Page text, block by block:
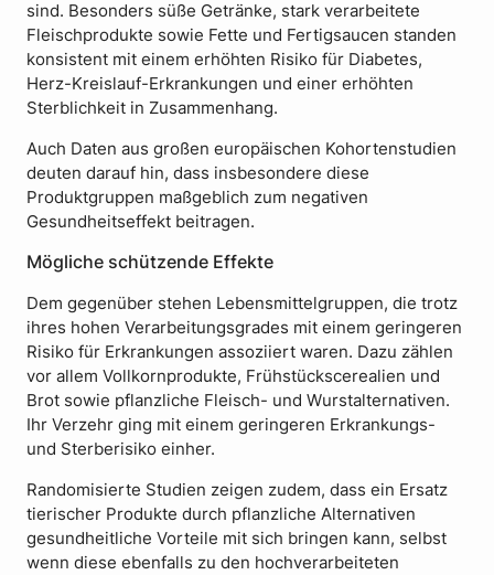
sind. Besonders süße Getränke, stark verarbeitete
Fleischprodukte sowie Fette und Fertigsaucen standen
konsistent mit einem erhöhten Risiko für Diabetes,
Herz-Kreislauf-Erkrankungen und einer erhöhten
Sterblichkeit in Zusammenhang.
Auch Daten aus großen europäischen Kohortenstudien
deuten darauf hin, dass insbesondere diese
Produktgruppen maßgeblich zum negativen
Gesundheitseffekt beitragen.
Mögliche schützende Effekte
Dem gegenüber stehen Lebensmittelgruppen, die trotz
ihres hohen Verarbeitungsgrades mit einem geringeren
Risiko für Erkrankungen assoziiert waren. Dazu zählen
vor allem Vollkornprodukte, Frühstückscerealien und
Brot sowie pflanzliche Fleisch- und Wurstalternativen.
Ihr Verzehr ging mit einem geringeren Erkrankungs-
und Sterberisiko einher.
Randomisierte Studien zeigen zudem, dass ein Ersatz
tierischer Produkte durch pflanzliche Alternativen
gesundheitliche Vorteile mit sich bringen kann, selbst
wenn diese ebenfalls zu den hochverarbeiteten